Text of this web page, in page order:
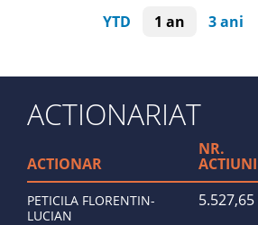
YTD 1 an 3 ani
ACTIONARIAT
ACTIONAR
NR.
ACTIUNI
PETICILA FLORENTIN-
LUCIAN
5.527,65